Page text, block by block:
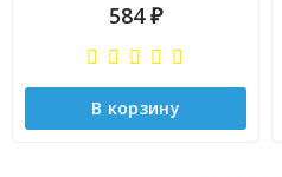
584 ₽
В корзину